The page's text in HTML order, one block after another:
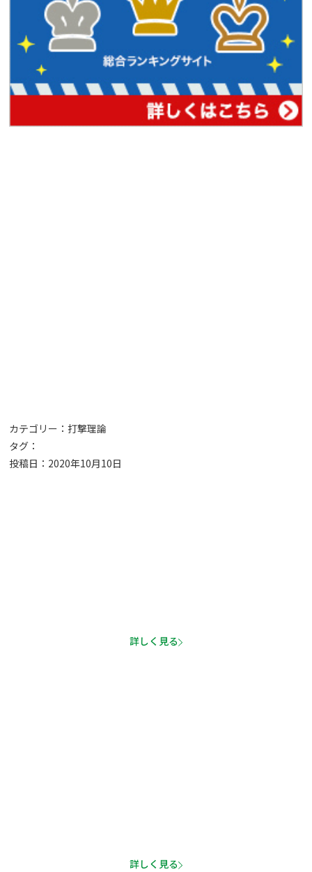
カテゴリー：打撃理論
タグ：
投稿日：2020年10月10日
詳しく見る
詳しく見る